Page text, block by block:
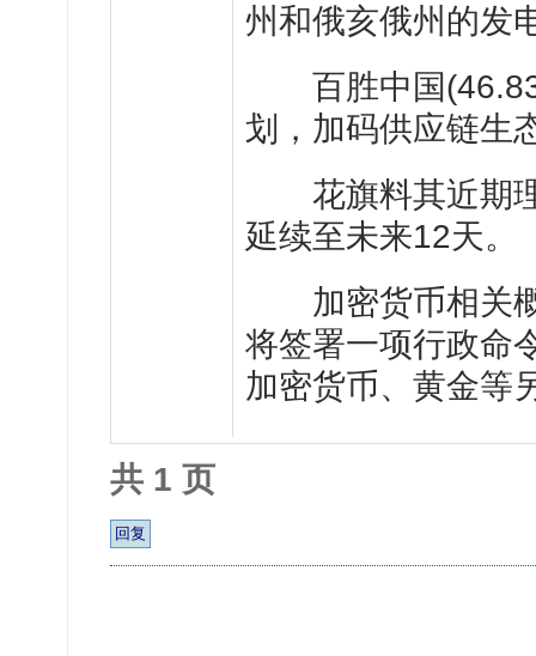
州和俄亥俄州的发
百胜中国
划，加码供应链生
花旗料其近期
延续至未来12天。
加密货币相关概
将签署一项行政命
加密货币、黄金等
共 1 页